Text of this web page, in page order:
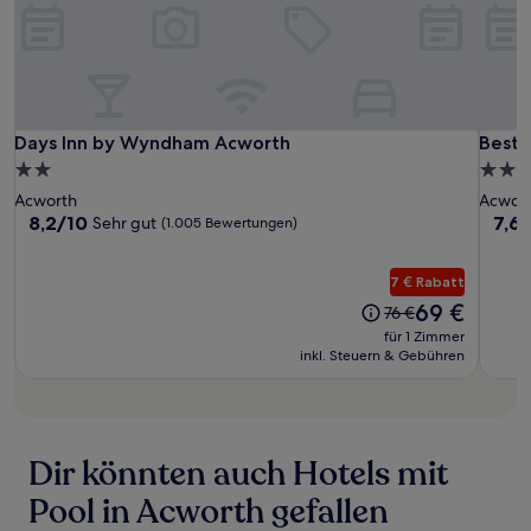
Days
Inn
by
Wyndham
Acworth
Days
Inn
by
Days Inn by Wyndham Acworth
Days Inn by Wyndham Acworth
2.0-
Sterne-
Unterkunft
Acworth
8.2
8,2/10 Sehr gut (1.005 Bewertungen)
7 € Rabatt
Der
Preis
betrug
76 €Der
Preis
beträgt
69 €
für 1 Zimmer
inkl. Steuern & Gebühren
Best
Inn
Best
Best
2.5-
7.6
Dir könnten auch Hotels mit
Pool in Acworth gefallen